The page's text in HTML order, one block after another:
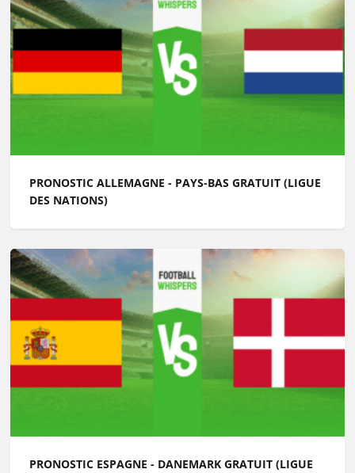
PRONOSTIC ALLEMAGNE - PAYS-BAS GRATUIT (LIGUE
DES NATIONS)
PRONOSTIC ESPAGNE - DANEMARK GRATUIT (LIGUE